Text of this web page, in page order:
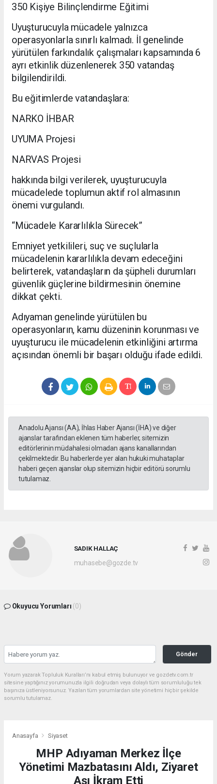
350 Kişiye Bilinçlendirme Eğitimi
Uyuşturucuyla mücadele yalnızca
operasyonlarla sınırlı kalmadı. İl genelinde
yürütülen farkındalık çalışmaları kapsamında 6
ayrı etkinlik düzenlenerek 350 vatandaş
bilgilendirildi.
Bu eğitimlerde vatandaşlara:
NARKO İHBAR
UYUMA Projesi
NARVAS Projesi
hakkında bilgi verilerek, uyuşturucuyla
mücadelede toplumun aktif rol almasının
önemi vurgulandı.
“Mücadele Kararlılıkla Sürecek”
Emniyet yetkilileri, suç ve suçlularla
mücadelenin kararlılıkla devam edeceğini
belirterek, vatandaşların da şüpheli durumları
güvenlik güçlerine bildirmesinin önemine
dikkat çekti.
Adıyaman genelinde yürütülen bu
operasyonların, kamu düzeninin korunması ve
uyuşturucu ile mücadelenin etkinliğini artırma
açısından önemli bir başarı olduğu ifade edildi.
Anadolu Ajansı (AA), İhlas Haber Ajansı (İHA) ve diğer
ajanslar tarafından eklenen tüm haberler, sitemizin
editörlerinin müdahalesi olmadan ajans kanallarından
çekilmektedir. Bu haberlerde yer alan hukuki muhataplar
haberi geçen ajanslar olup sitemizin hiçbir editörü sorumlu
tutulamaz.
SADIK HALLAÇ
muhasebe@gozde.tv
Okuyucu Yorumları (0)
Gönder
Yorum yazarak Topluluk Kuralları’nı kabul etmiş bulunuyor ve gozdetv.com.tr
sitesine yaptığınız yorumunuzla ilgili doğrudan veya dolaylı tüm sorumluluğu tek
başınıza üstleniyorsunuz. Yazılan tüm yorumlardan site yönetimi hiçbir şekilde
sorumlu tutulamaz.
Anasayfa Siyaset
MHP Adıyaman Merkez İlçe
Yönetimi Mazbatasını Aldı, Ziyaret
Aşı İkram Etti